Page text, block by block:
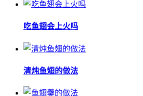
吃鱼翅会上火吗
清炖鱼翅的做法